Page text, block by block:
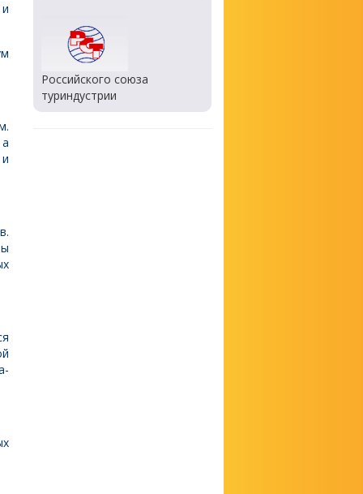
Российского союза
туриндустрии